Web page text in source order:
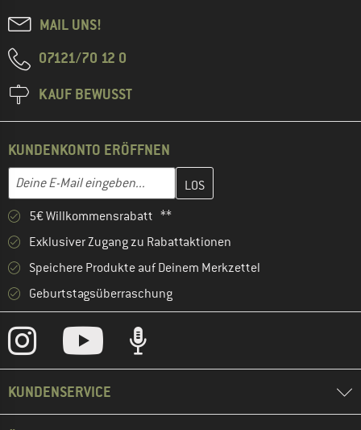
MAIL UNS!
07121/70 12 0
KAUF BEWUSST
KUNDENKONTO ERÖFFNEN
E-Mail-Adresse
Gib hier deine E-Mail-Adresse ein und erstelle im nächsten
5€ Willkommensrabatt **
Exklusiver Zugang zu Rabattaktionen
Speichere Produkte auf Deinem Merkzettel
Geburtstagsüberraschung
KUNDENSERVICE